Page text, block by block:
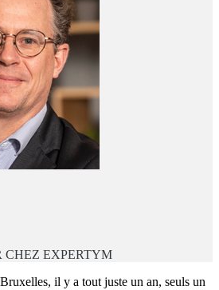
CHEZ EXPERTYM
il y a tout juste un an, seuls un